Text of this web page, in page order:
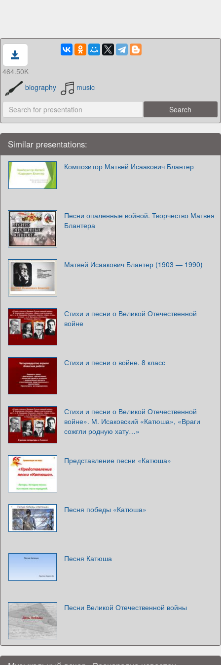
464.50K
biography
music
Similar presentations:
Композитор Матвей Исаакович Блантер
Песни опаленные войной. Творчество Матвея
Блантера
Матвей Исаакович Блантер (1903 — 1990)
Стихи и песни о Великой Отечественной
войне
Стихи и песни о войне. 8 класс
Стихи и песни о Великой Отечественной
войне». М. Исаковский «Катюша», «Враги
сожгли родную хату…»
Представление песни «Катюша»
Песня победы «Катюша»
Песня Катюша
Песни Великой Отечественной войны